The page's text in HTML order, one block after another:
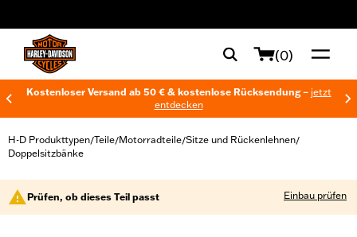
(0)
Kostenloser Versand ab 50 € & kostenlose Rücksendung – jetzt
entdecken
H-D Produkttypen/Teile/Motorradteile/Sitze und Rückenlehnen/
Doppelsitzbänke
Prüfen, ob dieses Teil passt Einbau prüfen